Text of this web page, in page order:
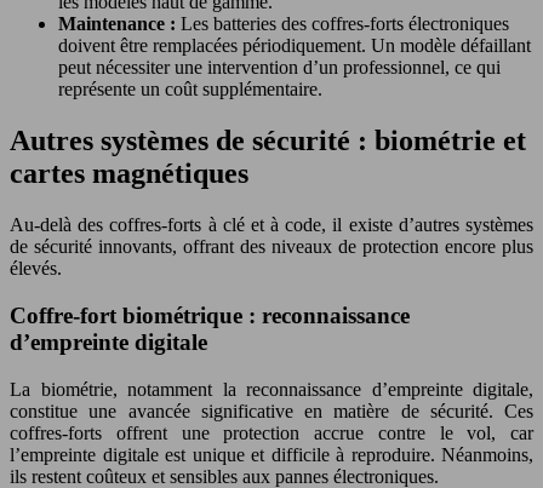
Maintenance : Les batteries des coffres-forts électroniques
doivent être remplacées périodiquement. Un modèle défaillant
peut nécessiter une intervention d’un professionnel, ce qui
représente un coût supplémentaire.
Autres systèmes de sécurité : biométrie et
cartes magnétiques
Au-delà des coffres-forts à clé et à code, il existe d’autres systèmes
de sécurité innovants, offrant des niveaux de protection encore plus
élevés.
Coffre-fort biométrique : reconnaissance
d’empreinte digitale
La biométrie, notamment la reconnaissance d’empreinte digitale,
constitue une avancée significative en matière de sécurité. Ces
coffres-forts offrent une protection accrue contre le vol, car
l’empreinte digitale est unique et difficile à reproduire. Néanmoins,
ils restent coûteux et sensibles aux pannes électroniques.